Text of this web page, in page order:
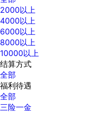
2000以上
4000以上
6000以上
8000以上
10000以上
结算方式
全部
福利待遇
全部
三险一金